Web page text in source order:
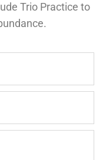
Trio Practice to